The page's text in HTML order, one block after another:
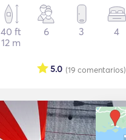
40 ft
12 m
6 3 4
(19 comentarios)
5.0